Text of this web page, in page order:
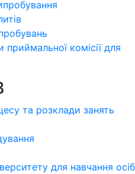
приймальної комісії для
та розклади занять
для навчання осіб